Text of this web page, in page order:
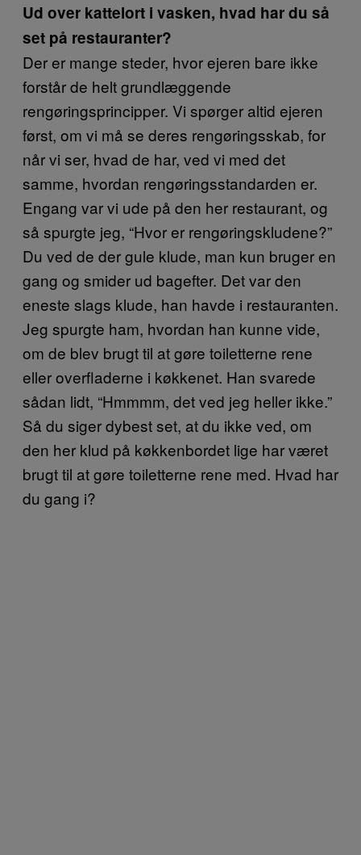
Ud over kattelort i vasken, hvad har du så
set på restauranter?
Der er mange steder, hvor ejeren bare ikke
forstår de helt grundlæggende
rengøringsprincipper. Vi spørger altid ejeren
først, om vi må se deres rengøringsskab, for
når vi ser, hvad de har, ved vi med det
samme, hvordan rengøringsstandarden er.
Engang var vi ude på den her restaurant, og
så spurgte jeg, “Hvor er rengøringskludene?”
Du ved de der gule klude, man kun bruger en
gang og smider ud bagefter. Det var den
eneste slags klude, han havde i restauranten.
Jeg spurgte ham, hvordan han kunne vide,
om de blev brugt til at gøre toiletterne rene
eller overfladerne i køkkenet. Han svarede
sådan lidt, “Hmmmm, det ved jeg heller ikke.”
Så du siger dybest set, at du ikke ved, om
den her klud på køkkenbordet lige har været
brugt til at gøre toiletterne rene med. Hvad har
du gang i?